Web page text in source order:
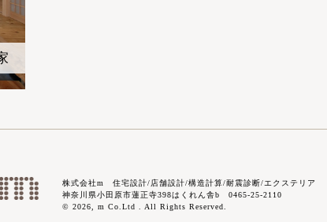
株式会社m 住宅設計/店舗設計/構造計算/耐震診断/エクステリア
神奈川県小田原市蓮正寺398はくれん舎b 0465-25-2110
© 2026, m Co.Ltd . All Rights Reserved.